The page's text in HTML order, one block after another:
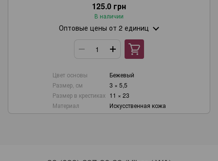
125.0 грн
В наличии
Оптовые цены от 2 единиц
Цвет основы
Бежевый
Размер, см
3 × 5,5
Размер в крестиках 11 × 23
Материал
Искусственная кожа
Онлайн-консультант
Ми завжди раді допомогти!
Наші години роботи:
10:00–18:00 (UTC+3).